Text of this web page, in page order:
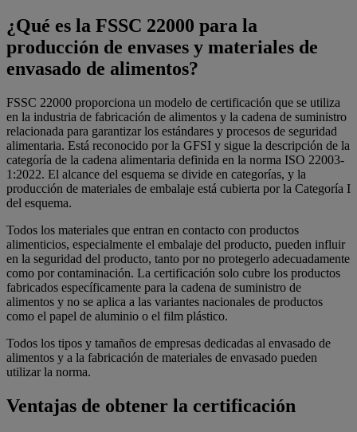
¿Qué es la FSSC 22000 para la
producción de envases y materiales de
envasado de alimentos?
FSSC 22000 proporciona un modelo de certificación que se utiliza
en la industria de fabricación de alimentos y la cadena de suministro
relacionada para garantizar los estándares y procesos de seguridad
alimentaria. Está reconocido por la GFSI y sigue la descripción de la
categoría de la cadena alimentaria definida en la norma ISO 22003-
1:2022. El alcance del esquema se divide en categorías, y la
producción de materiales de embalaje está cubierta por la Categoría I
del esquema.
Todos los materiales que entran en contacto con productos
alimenticios, especialmente el embalaje del producto, pueden influir
en la seguridad del producto, tanto por no protegerlo adecuadamente
como por contaminación. La certificación solo cubre los productos
fabricados específicamente para la cadena de suministro de
alimentos y no se aplica a las variantes nacionales de productos
como el papel de aluminio o el film plástico.
Todos los tipos y tamaños de empresas dedicadas al envasado de
alimentos y a la fabricación de materiales de envasado pueden
utilizar la norma.
Ventajas de obtener la certificación